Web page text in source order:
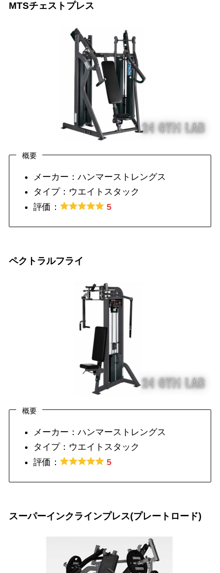
MTSチェストプレス
概要
メーカー：ハンマーストレングス
タイプ：ウエイトスタック
評価：
5
ペクトラルフライ
概要
メーカー：ハンマーストレングス
タイプ：ウエイトスタック
評価：
5
スーパーインクラインプレス(プレートロード)